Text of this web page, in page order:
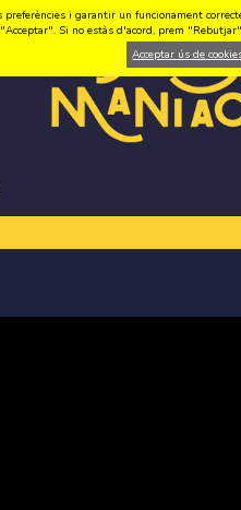
i garantir un funcionament
Si no estàs d'acord, prem
Acceptar ús de